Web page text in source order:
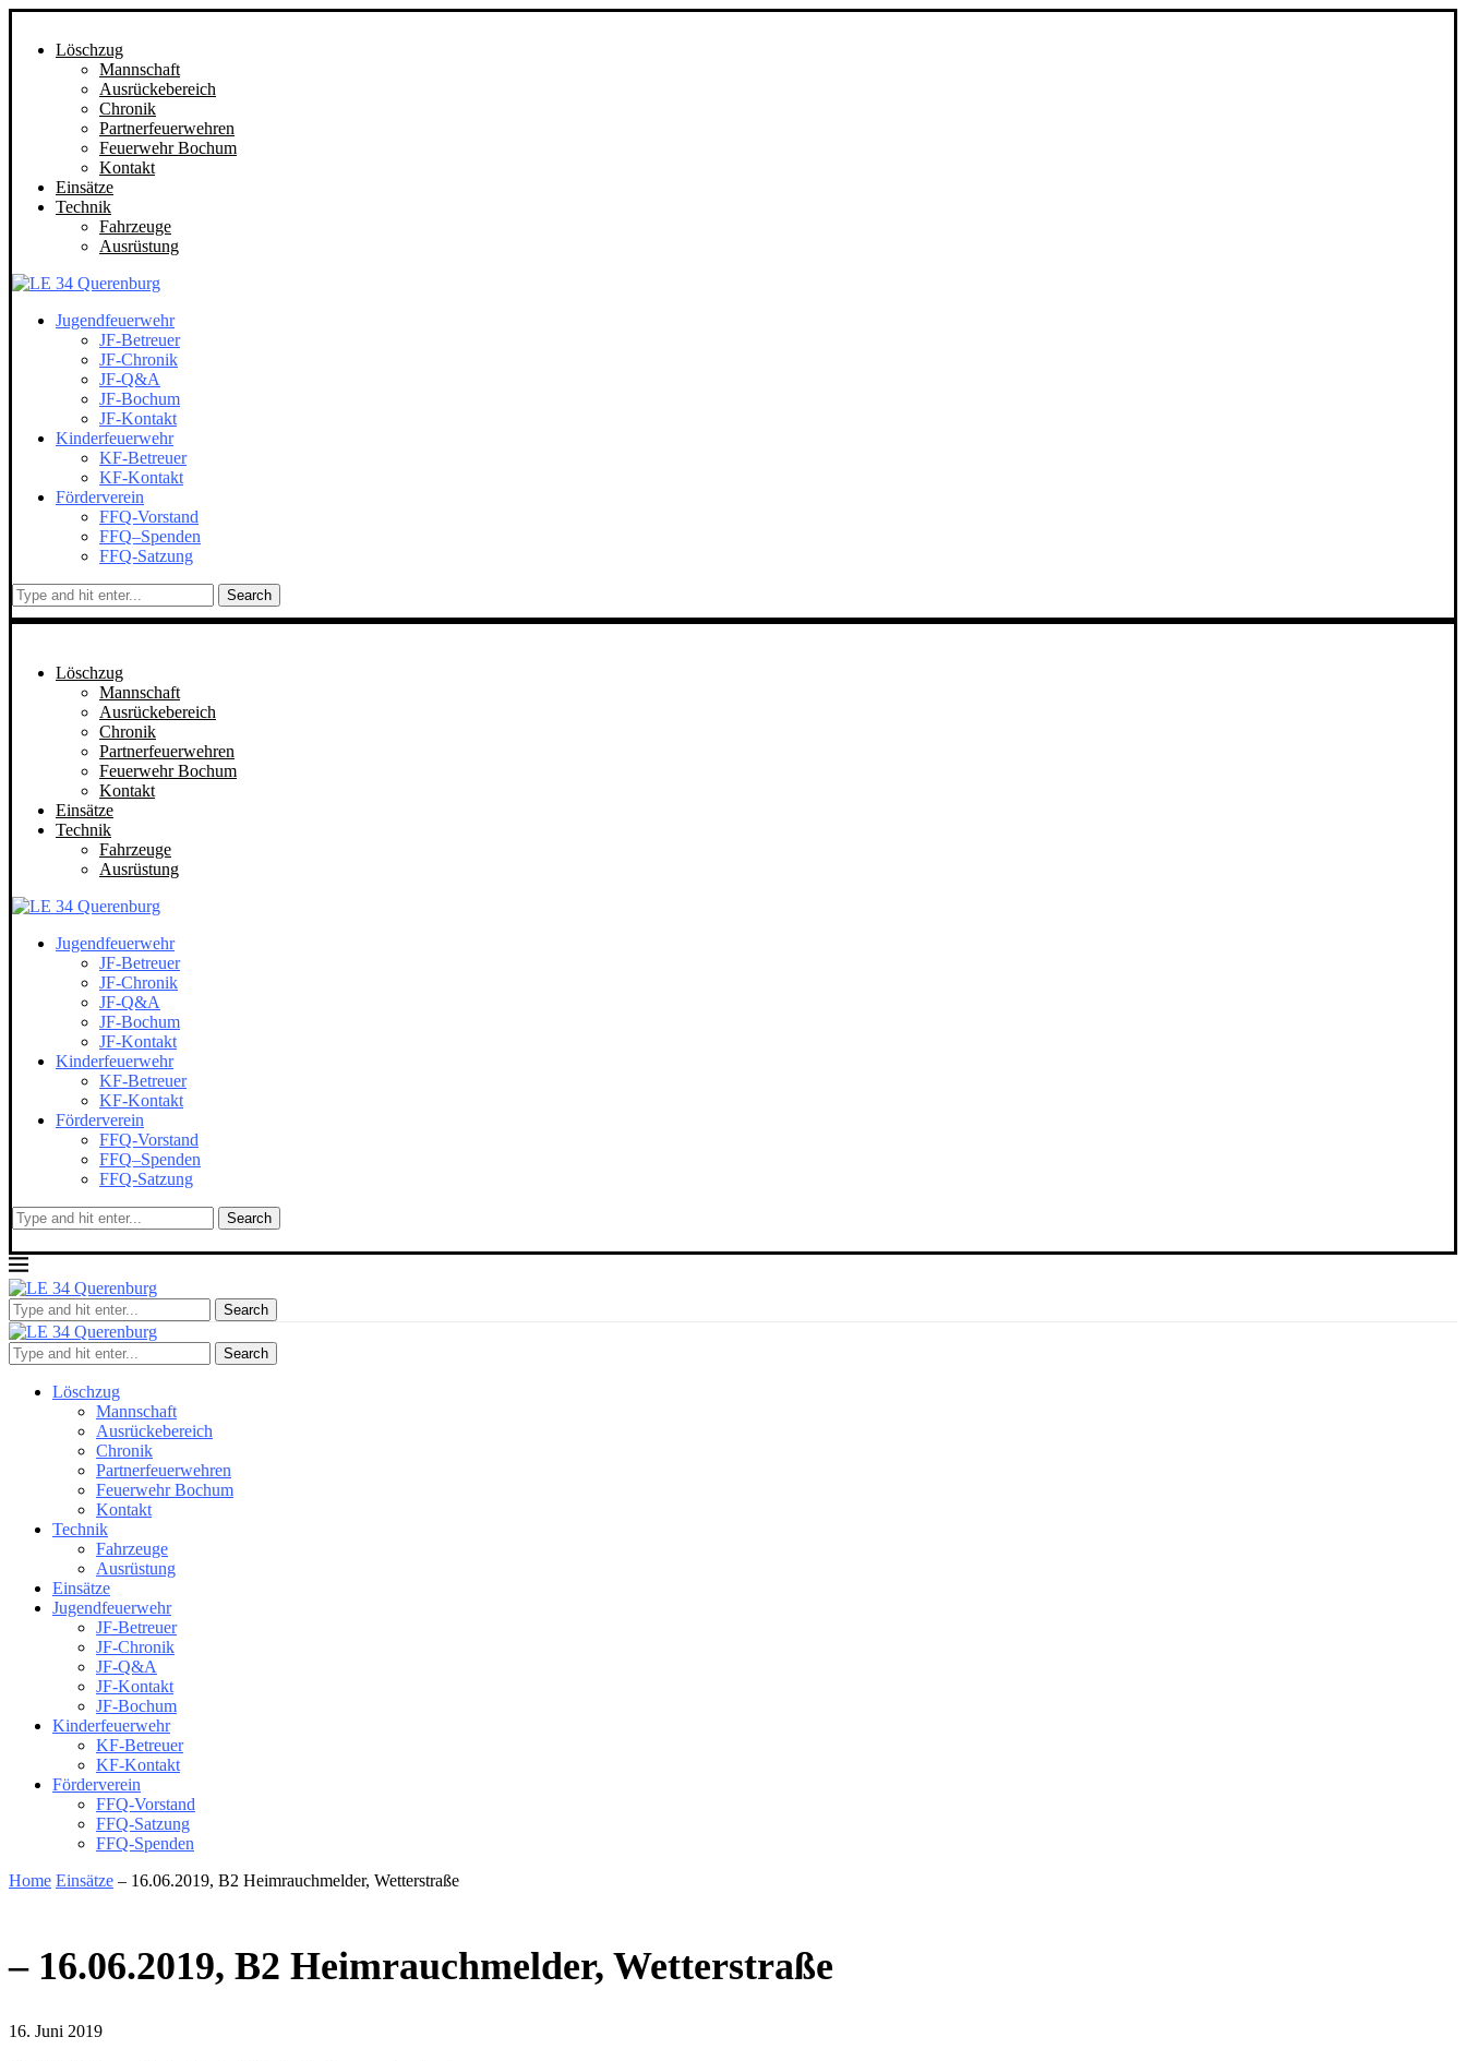
Löschzug
Mannschaft
Ausrückebereich
Chronik
Partnerfeuerwehren
Feuerwehr Bochum
Kontakt
Einsätze
Technik
Fahrzeuge
Ausrüstung
Jugendfeuerwehr
JF-Betreuer
JF-Chronik
JF-Q&A
JF-Bochum
JF-Kontakt
Kinderfeuerwehr
KF-Betreuer
KF-Kontakt
Förderverein
FFQ-Vorstand
FFQ–Spenden
FFQ-Satzung
Search
Löschzug
Mannschaft
Ausrückebereich
Chronik
Partnerfeuerwehren
Feuerwehr Bochum
Kontakt
Einsätze
Technik
Fahrzeuge
Ausrüstung
Jugendfeuerwehr
JF-Betreuer
JF-Chronik
JF-Q&A
JF-Bochum
JF-Kontakt
Kinderfeuerwehr
KF-Betreuer
KF-Kontakt
Förderverein
FFQ-Vorstand
FFQ–Spenden
FFQ-Satzung
Search
Search
Search
Löschzug
Mannschaft
Ausrückebereich
Chronik
Partnerfeuerwehren
Feuerwehr Bochum
Kontakt
Technik
Fahrzeuge
Ausrüstung
Einsätze
Jugendfeuerwehr
JF-Betreuer
JF-Chronik
JF-Q&A
JF-Kontakt
JF-Bochum
Kinderfeuerwehr
KF-Betreuer
KF-Kontakt
Förderverein
FFQ-Vorstand
FFQ-Satzung
FFQ-Spenden
Home Einsätze – 16.06.2019, B2 Heimrauchmelder, Wetterstraße
– 16.06.2019, B2 Heimrauchmelder, Wetterstraße
16. Juni 2019